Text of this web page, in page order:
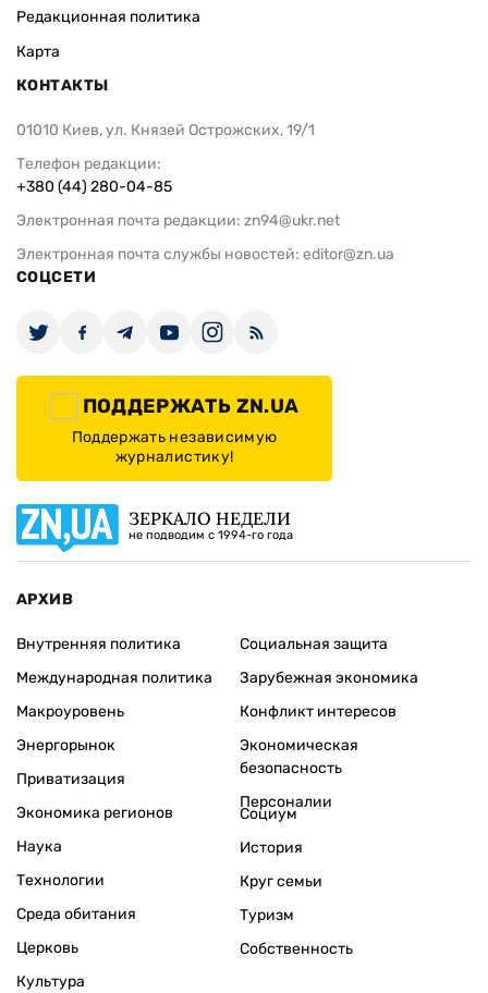
Редакционная политика
Карта
КОНТАКТЫ
01010 Киев, ул. Князей Острожских, 19/1
Телефон редакции:
+380 (44) 280-04-85
Электронная почта редакции: zn94@ukr.net
Электронная почта службы новостей: editor@zn.ua
СОЦСЕТИ
ПОДДЕРЖАТЬ ZN.UA
Поддержать независимую
журналистику!
ЗЕРКАЛО НЕДЕЛИ
не подводим с 1994-го года
АРХИВ
Внутренняя политика
Международная политика
Макроуровень
Энергорынок
Приватизация
Экономика регионов
Социальная защита
Зарубежная экономика
Конфликт интересов
Экономическая
безопасность
Персоналии
Наука
Технологии
Среда обитания
Церковь
Культура
Социум
История
Круг семьи
Туризм
Собственность